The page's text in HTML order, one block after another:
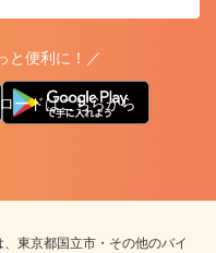
と便利に！／
ードはこちらから
東京都国立市・その他のバイ